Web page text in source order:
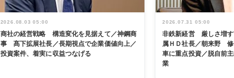
2026.08.03 05:00
商社の経営戦略 構造変化を見据えて／神鋼商
事 髙下拡展社長／長期視点で企業価値向上／
投資案件、着実に収益つなげる
2026.07.31 05:00
非鉄新経営 厳しさ増
属ＨＤ社長／朝来野 修
車に重点投資／脱自前
業